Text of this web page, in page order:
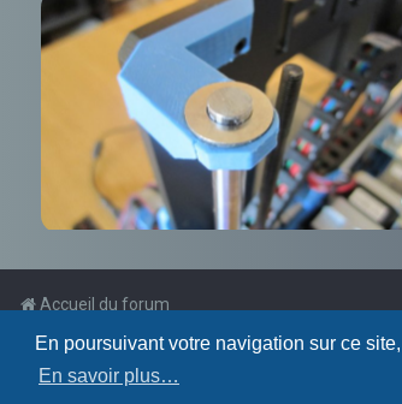
En poursuivant votre navigation sur ce
En savoir plus…
Accueil du forum
Powered by phpBB
Traduction française officielle